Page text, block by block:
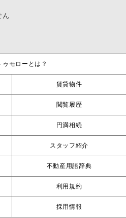
ん
ゥモローとは？
賃貸物件
閲覧履歴
円満相続
スタッフ紹介
不動産用語辞典
利用規約
採用情報